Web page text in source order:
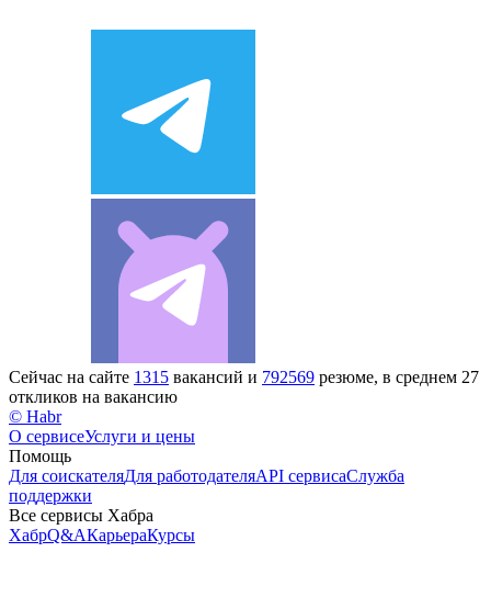
Сейчас на сайте 1315 вакансий и 792569 резюме, в среднем 27
откликов на вакансию
© Habr
О сервисеУслуги и цены
Помощь
Для соискателяДля работодателяAPI сервисаСлужба
поддержки
Все сервисы Хабра
ХабрQ&AКарьераКурсы